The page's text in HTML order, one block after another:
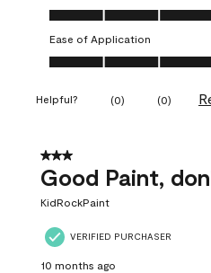
Value of Product, 4.0 out of 5
Ease of Application
Ease of Application, 5.0 out of 5
Helpful? (0) (0)
3 out of 5 stars.
Good Paint,
KidRockPaint
VERIFIED PURCHASER
10 months ago